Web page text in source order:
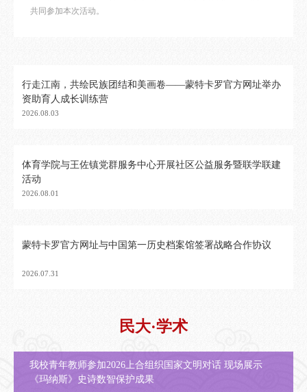
共同参加本次活动。
行走江南，共绘民族团结和美画卷——蒙特卡罗官方网址举办
资助育人成长训练营
2026.08.03
体育学院与王佐镇党群服务中心开展社区公益服务暨联学联建
活动
2026.08.01
蒙特卡罗官方网址与中国第一历史档案馆签署战略合作协议
2026.07.31
民大·学术
我校青年教师参加2026上合组织国家文明对话 现场展示
《玛纳斯》史诗数智保护成果